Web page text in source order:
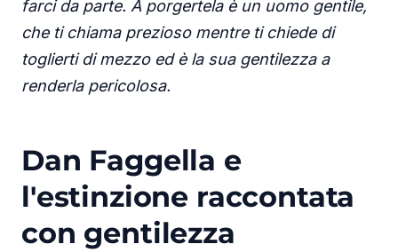
farci da parte. A porgertela è un uomo gentile,
che ti chiama prezioso mentre ti chiede di
toglierti di mezzo ed è la sua gentilezza a
renderla pericolosa.
Dan Faggella e
l'estinzione raccontata
con gentilezza